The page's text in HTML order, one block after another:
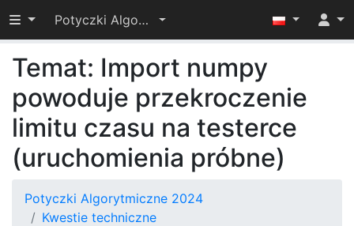
Przełącz widoczność menu
Potyczki Algorytmiczne 2024
Temat: Import numpy
powoduje przekroczenie
limitu czasu na testerce
(uruchomienia próbne)
Potyczki Algorytmiczne 2024
Kwestie techniczne